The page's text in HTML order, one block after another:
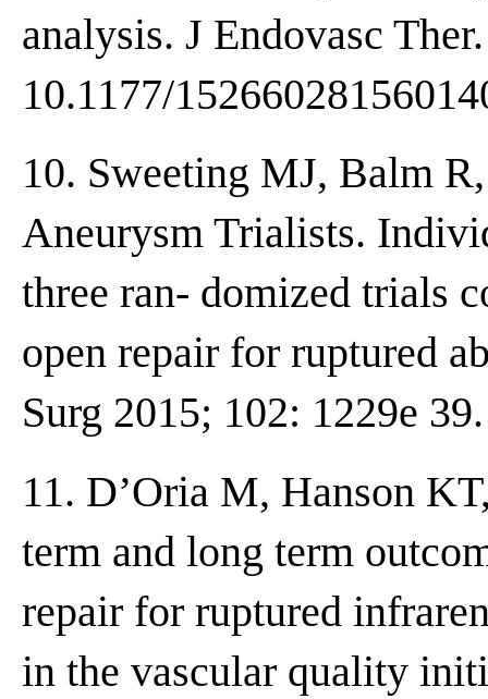
analysis. J Endovasc
10.1177/
10. Sweeting MJ, Balm
Aneurysm Trialists.
three ran- domized trials
open repair for ruptured
Surg 2015; 102: 1229e
11. D’Oria M, Hanson
term and long term
repair for ruptured
in the vascular quality